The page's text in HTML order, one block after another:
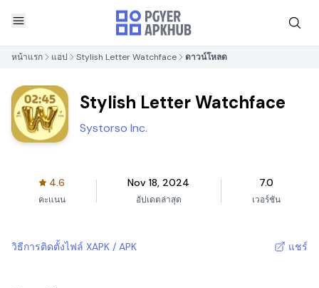
หน้าแรก แอป Stylish Letter Watchface ดาวน์โหลด
Stylish Letter Watchface
Systorso Inc.
4.6
คะแนน
Nov 18, 2024
อัปเดตล่าสุด
7.0
เวอร์ชัน
วิธีการติดตั้งไฟล์ XAPK / APK แชร์